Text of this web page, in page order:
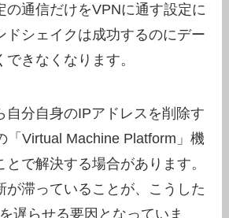
の通信だけをVPNに通す設定に
ドシェイクは成功するのにデー
きなくなります。
自分自身のIPアドレスを削除す
「Virtual Machine Platform」機
で解決する場合があります。
が滞っていることが、こうした
遅らせる要因となっていま